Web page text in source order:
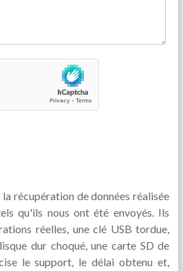
récupération de données réalisée
qu'ils nous ont été envoyés. Ils
réelles, une clé USB tordue,
dur choqué, une carte SD de
le support, le délai obtenu et,